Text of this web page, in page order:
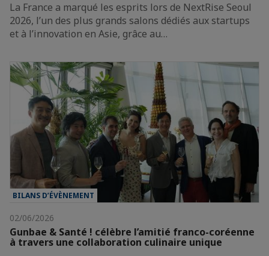
La France a marqué les esprits lors de NextRise Seoul
2026, l’un des plus grands salons dédiés aux startups
et à l’innovation en Asie, grâce au…
BILANS D’ÉVÈNEMENT
02/06/2026
Gunbae & Santé ! célèbre l’amitié franco-coréenne
à travers une collaboration culinaire unique